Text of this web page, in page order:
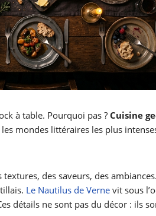
à table. Pourquoi pas ? Cuisine
mondes littéraires les plus
des saveurs, des ambiances.
Le Nautilus de Verne vit sous
détails ne sont pas du décor : ils